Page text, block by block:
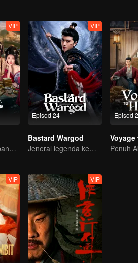
VIP
Dari menantu dipandang rendah, jadi legenda tak terkalahkan!
Episod 24
VIP
Bastard Wargod
Jeneral legenda kembali! Takluk kuasa, tumpas pengkhianat, raih cinta!
Episod
VIP VIP